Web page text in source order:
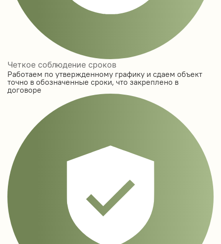
Четкое соблюдение сроков
Работаем по утвержденному графику и сдаем объект
точно в обозначенные сроки, что закреплено в
договоре